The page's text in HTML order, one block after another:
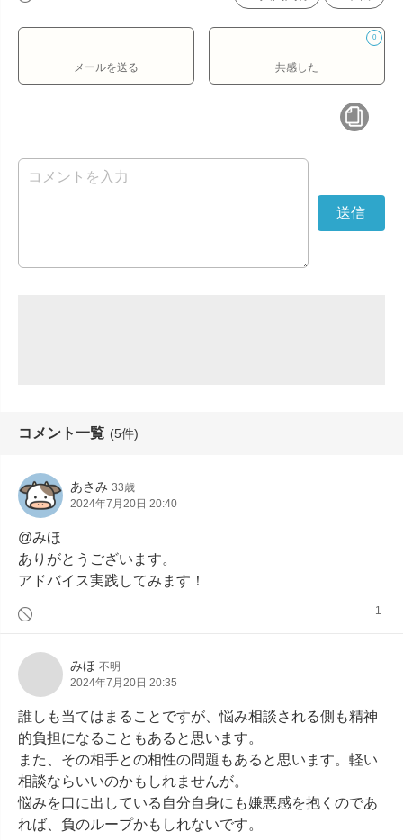
メールを送る
0
共感した
コメント一覧 (5件)
あさみ 33歳
2024年7月20日 20:40
@みほ
ありがとうございます。
アドバイス実践してみます！
1
みほ 不明
2024年7月20日 20:35
誰しも当てはまることですが、悩み相談される側も精神
的負担になることもあると思います。
また、その相手との相性の問題もあると思います。軽い
相談ならいいのかもしれませんが。
悩みを口に出している自分自身にも嫌悪感を抱くのであ
れば、負のループかもしれないです。